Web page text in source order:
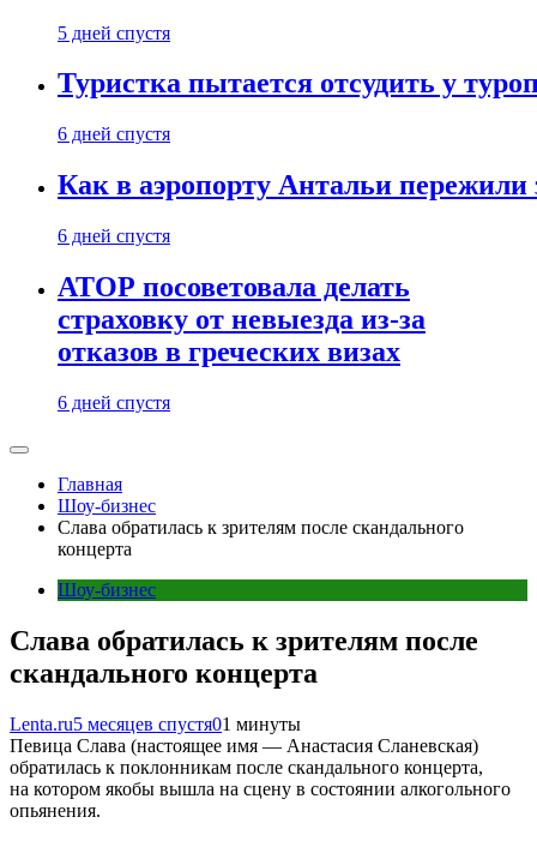
5 дней спустя
Туристка пытается отсудить у
6 дней спустя
Как в аэропорту Антальи
6 дней спустя
АТОР посоветовала делать
страховку от невыезда из-за
отказов в греческих визах
6 дней спустя
Главная
Шоу-бизнес
Слава обратилась к зрителям после скандального
концерта
Шоу-бизнес
Слава обратилась к зрителям после
скандального концерта
Lenta.ru5 месяцев спустя01 минуты
Певица Слава (настоящее имя — Анастасия Сланевская)
обратилась к поклонникам после скандального концерта,
на котором якобы вышла на сцену в состоянии алкогольного
опьянения.